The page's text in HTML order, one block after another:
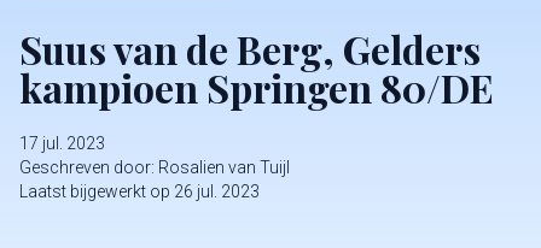
Suus van de Berg, Gelders
kampioen Springen 80/DE
17 jul. 2023
Geschreven door: Rosalien van Tuijl​
Laatst bijgewerkt op 26 jul. 2023